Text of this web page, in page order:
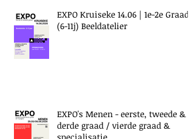
EXPO Kruiseke 14.06 | 1e-2e Graad
(6-11j) Beeldatelier
EXPO's Menen - eerste, tweede &
derde graad / vierde graad &
specialisatie